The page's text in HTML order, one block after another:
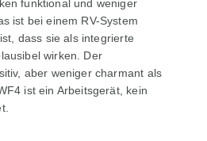
funktional und weniger
ist bei einem RV-System
dass sie als integrierte
wirken. Der
aber weniger charmant als
ist ein Arbeitsgerät, kein